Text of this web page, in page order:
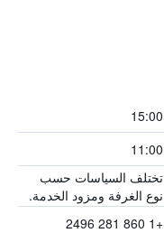
15:00
11:00
تختلف السياسات حسب
نوع الغرفة ومزود الخدمة.
+1 860 281 2496